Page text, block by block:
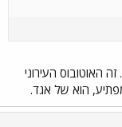
האוטובוס העירוני
הוא של אגד.